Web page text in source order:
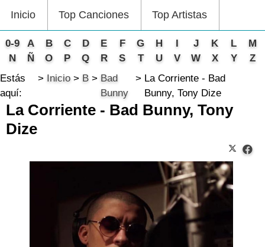
Inicio Top Canciones Top Artistas
0-9 A B C D E F G H I J K L
M
N
Ñ O P Q R S T U V W X Y
Z
Estás
aquí:
Inicio B
Bad
Bunny
La Corriente - Bad
Bunny, Tony Dize
La Corriente - Bad Bunny, Tony
Dize